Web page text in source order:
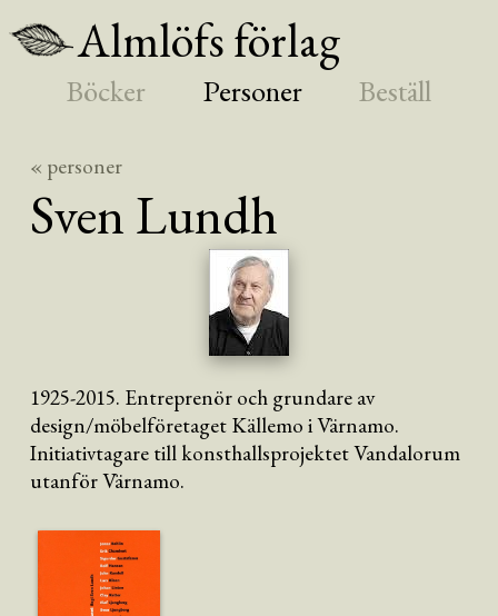
Almlöfs förlag
Böcker Personer Beställ
« personer
SvenLundh
1925-2015. Entreprenör och grundare av
design/möbelföretaget Källemo i Värnamo.
Initiativtagare till konsthallsprojektet Vandalorum
utanför Värnamo.